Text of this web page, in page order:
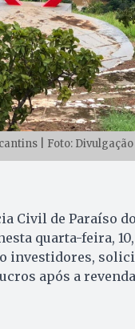
| Foto: Divulgação
Civil de Paraíso
quarta-feira,
investidores,
após a